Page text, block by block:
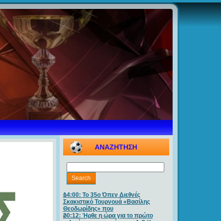
ΑΝΑΖΗΤΗΣΗ
14:00: Το 35ο Όπεν Διεθνές
Σκακιστικό Τουρνουά «Βασίλης
Θεοδωρίδης» που
20:12: Ήρθε η ώρα για το πρώτο